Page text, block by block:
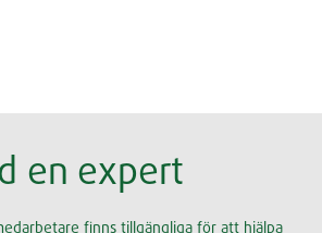
en expert
finns tillgängliga för att hjälpa